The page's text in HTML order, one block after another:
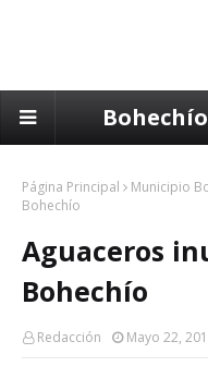
Página Principal Municipio
Bohechío
Aguaceros
Bohechío
Redacción Mayo 22,